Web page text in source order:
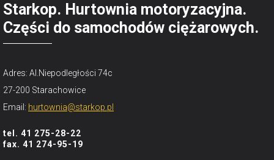
Starkop. Hurtownia motoryzacyjna.
Części do samochodów ciężarowych.
Adres: Al.Niepodległości 74c
27-200 Starachowice
Email: hurtownia@starkop.pl
tel. 41 275-28-22
fax. 41 274-95-19